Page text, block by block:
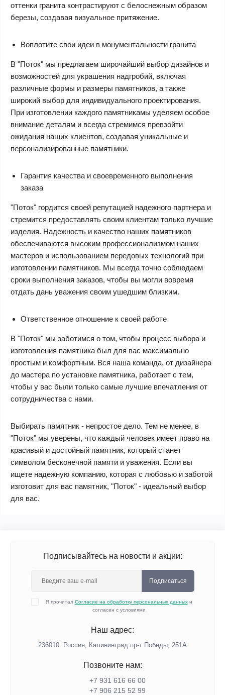
оттенки гранита контрастируют с белоснежным образом
березы, создавая визуальное притяжение.
Воплотите свои идеи в монументальности гранита
В "Поток" мы предлагаем широчайший выбор дизайнов и
возможностей для украшения надгробий, включая
различные формы и размеры памятников, а также
широкий выбор для индивидуального проектирования.
При изготовлении каждого памятникамы уделяем особое
внимание деталям и всегда стремимся превзойти
ожидания наших клиентов, создавая уникальные и
персонализированные памятники.
Гарантия качества и своевременного выполнения
заказа
"Поток" гордится своей репутацией надежного партнера и
стремится предоставлять своим клиентам только лучшие
изделия. Надежность и качество наших памятников
обеспечиваются высоким профессионализмом наших
мастеров и использованием передовых технологий при
изготовлении памятников. Мы всегда точно соблюдаем
сроки выполнения заказов, чтобы вы могли вовремя
отдать дань уважения своим ушедшим близким.
Ответственное отношение к своей работе
В "Поток" мы заботимся о том, чтобы процесс выбора и
изготовления памятника был для вас максимально
простым и комфортным. Вся наша команда, от дизайнера
до мастера по установке памятника, работает с тем,
чтобы у вас были только самые лучшие впечатления от
сотрудничества с нами.
Выбирать памятник - непростое дело. Тем не менее, в
"Поток" мы уверены, что каждый человек имеет право на
красивый и достойный памятник, который станет
символом бесконечной памяти и уважения. Если вы
ищете надежную компанию, которая с любовью и заботой
изготовит для вас памятник, "Поток" - идеальный выбор
для вас.
Подписывайтесь на новости и акции:
Подписаться
Я прочитал Согласие на обработку персональных данныхи
согласен с условиями
Наш адрес:
236010. Россия, Калининград пр-т Победы, 251А
Позвоните нам:
+7 931 616 66 00
+7 906 215 52 99